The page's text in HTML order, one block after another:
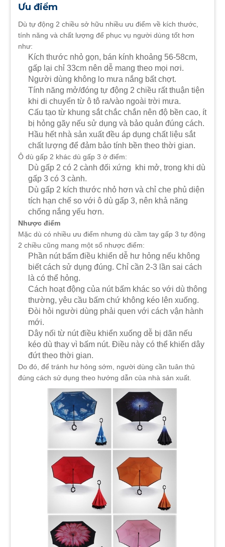
Ưu điểm
Dù tự động 2 chiều sở hữu nhiều ưu điểm về kích thước,
tính năng và chất lượng để phục vụ người dùng tốt hơn
như:
Kích thước nhỏ gọn, bán kính khoảng 56-58cm,
gấp lại chỉ 33cm nên dễ mang theo mọi nơi.
Người dùng không lo mưa nắng bất chợt.
Tính năng mở/đóng tự động 2 chiều rất thuận tiện
khi di chuyển từ ô tô ra/vào ngoài trời mưa.
Cấu tạo từ khung sắt chắc chắn nên độ bền cao, ít
bị hỏng gãy nếu sử dụng và bảo quản đúng cách.
Hầu hết nhà sản xuất đều áp dụng chất liệu sắt
chất lượng để đảm bảo tính bền theo thời gian.
Ô dù gấp 2 khác dù gấp 3 ở điểm:
Dù gấp 2 có 2 cành đối xứng khi mở, trong khi dù
gấp 3 có 3 cành.
Dù gấp 2 kích thước nhỏ hơn và chỉ che phủ diện
tích hạn chế so với ô dù gấp 3, nên khả năng
chống nắng yếu hơn.
Nhược điểm
Mặc dù có nhiều ưu điểm nhưng dù cầm tay gấp 3 tự động
2 chiều cũng mang một số nhược điểm:
Phần nút bấm điều khiển dễ hư hỏng nếu không
biết cách sử dụng đúng. Chỉ cần 2-3 lần sai cách
là có thể hỏng.
Cách hoạt động của nút bấm khác so với dù thông
thường, yêu cầu bấm chứ không kéo lên xuống.
Đòi hỏi người dùng phải quen với cách vận hành
mới.
Dây nối từ nút điều khiển xuống dễ bị dãn nếu
kéo dù thay vì bấm nút. Điều này có thể khiến dây
đứt theo thời gian.
Do đó, để tránh hư hỏng sớm, người dùng cần tuân thủ
đúng cách sử dụng theo hướng dẫn của nhà sản xuất.